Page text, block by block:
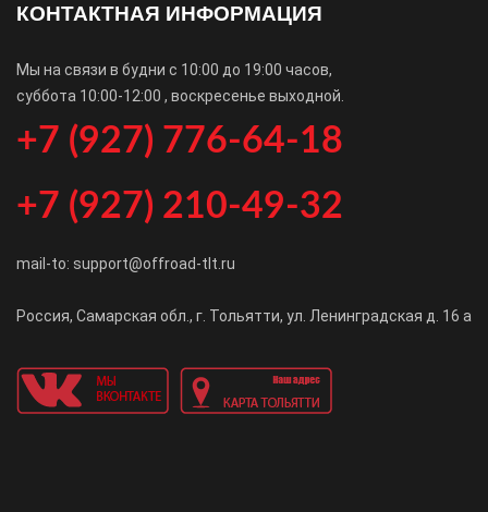
КОНТАКТНАЯ ИНФОРМАЦИЯ
Мы на связи в будни с 10:00 до 19:00 часов,
суббота 10:00-12:00 , воскресенье выходной.
+7 (927) 776-64-18
+7 (927) 210-49-32
mail-to: support@offroad-tlt.ru
Россия, Самарская обл., г. Тольятти, ул. Ленинградская д. 16 а